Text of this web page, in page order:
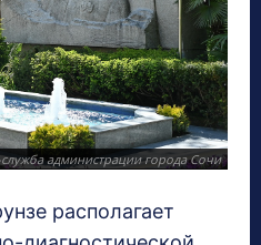
администрации города Сочи
располагает